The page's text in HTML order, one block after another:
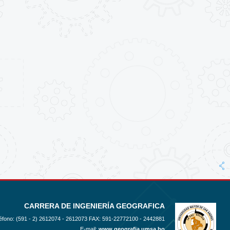
CARRERA DE INGENIERÍA GEOGRAFICA
(591 - 2) 2612074 - 2612073 FAX: 591-22772100 - 2442881